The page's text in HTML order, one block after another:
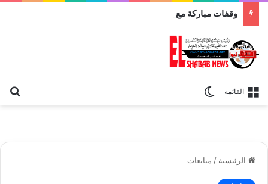
القائمة
الرئيسية / متابعات